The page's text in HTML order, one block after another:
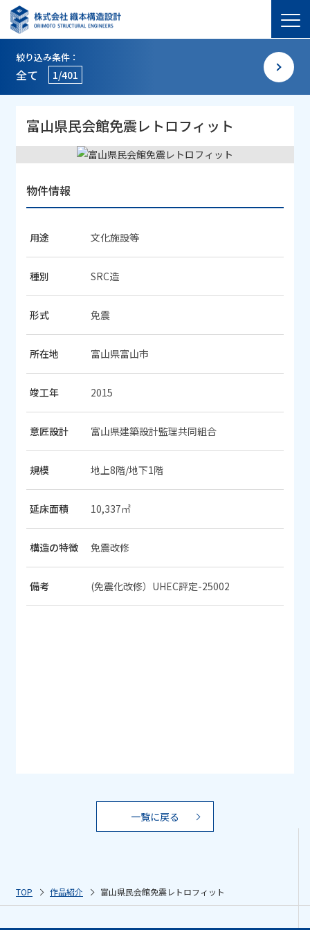
絞り込み条件：
全て 1/401
富山県民会館免震レトロフィット
物件情報
用途 文化施設等
種別 SRC造
形式 免震
所在地 富山県富山市
竣工年 2015
意匠設計 富山県建築設計監理共同組合
規模 地上8階/地下1階
延床面積 10,337㎡
構造の特徴 免震改修
備考 (免震化改修）UHEC評定-25002
一覧に戻る
TOP 作品紹介 富山県民会館免震レトロフィット